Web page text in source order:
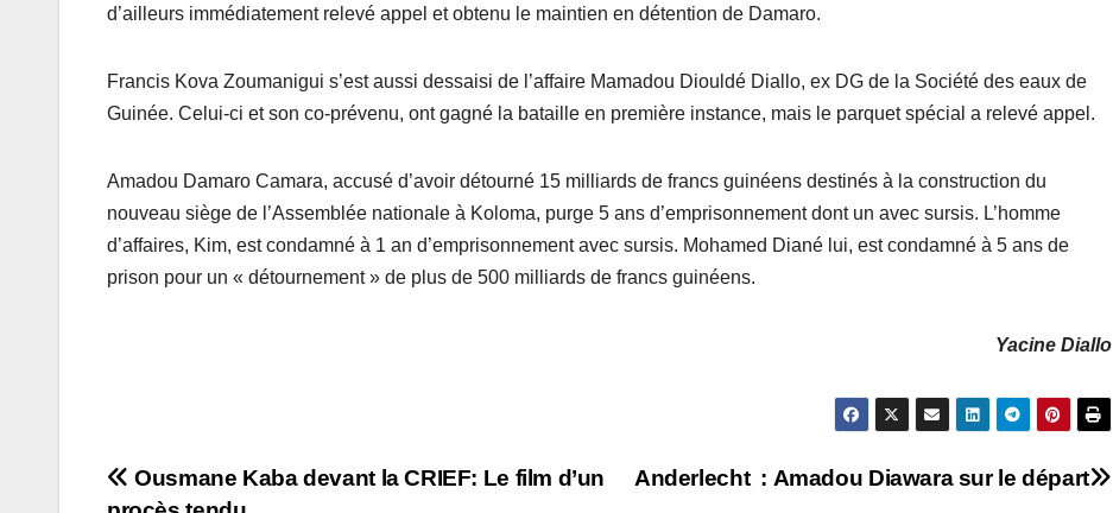
d’ailleurs immédiatement relevé appel et obtenu le maintien en détention de Damaro.
Francis Kova Zoumanigui s’est aussi dessaisi de l’affaire Mamadou Diouldé Diallo, ex DG de la Société des eaux de
Guinée. Celui-ci et son co-prévenu, ont gagné la bataille en première instance, mais le parquet spécial a relevé appel.
Amadou Damaro Camara, accusé d’avoir détourné 15 milliards de francs guinéens destinés à la construction du
nouveau siège de l’Assemblée nationale à Koloma, purge 5 ans d’emprisonnement dont un avec sursis. L’homme
d’affaires, Kim, est condamné à 1 an d’emprisonnement avec sursis. Mohamed Diané lui, est condamné à 5 ans de
prison pour un « détournement » de plus de 500 milliards de francs guinéens.
Yacine Diallo
Navigation
Anderlecht : Amadou Diawara sur le départ
Ousmane Kaba devant la CRIEF: Le film d’un